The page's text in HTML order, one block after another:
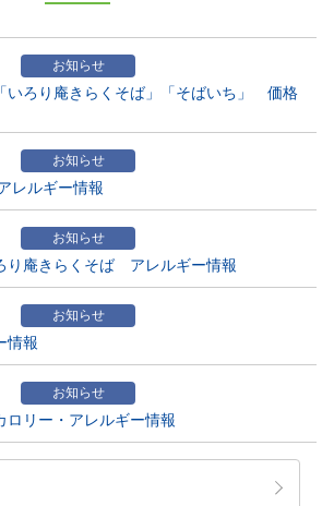
お知らせ
いろり庵きらくそば」「そばいち」 価格
お知らせ
レルギー情報
お知らせ
り庵きらくそば アレルギー情報
お知らせ
情報
お知らせ
リー・アレルギー情報